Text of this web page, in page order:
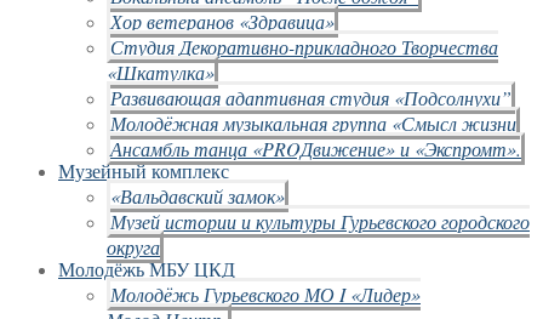
Хор ветеранов «Здравица»
Студия Декоративно-прикладного Творчества
«Шкатулка»
Развивающая адаптивная студия «Подсолнухи”
Молодёжная музыкальная группа «Смысл жизни
Ансамбль танца «PROДвижение» и «Экспромт».
Музейный комплекс
«Вальдавский замок»
Музей истории и культуры Гурьевского городского
округа
Молодёжь МБУ ЦКД
Молодёжь Гурьевского МО I «Лидер»